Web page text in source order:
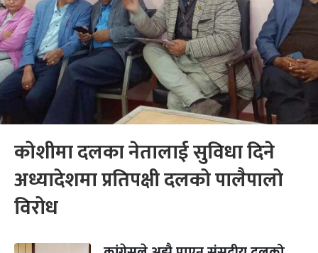
कोशीमा दलका नेतालाई सुविधा दिने
अध्यादेशमा प्रतिपक्षी दलको पालैपालो
विरोध